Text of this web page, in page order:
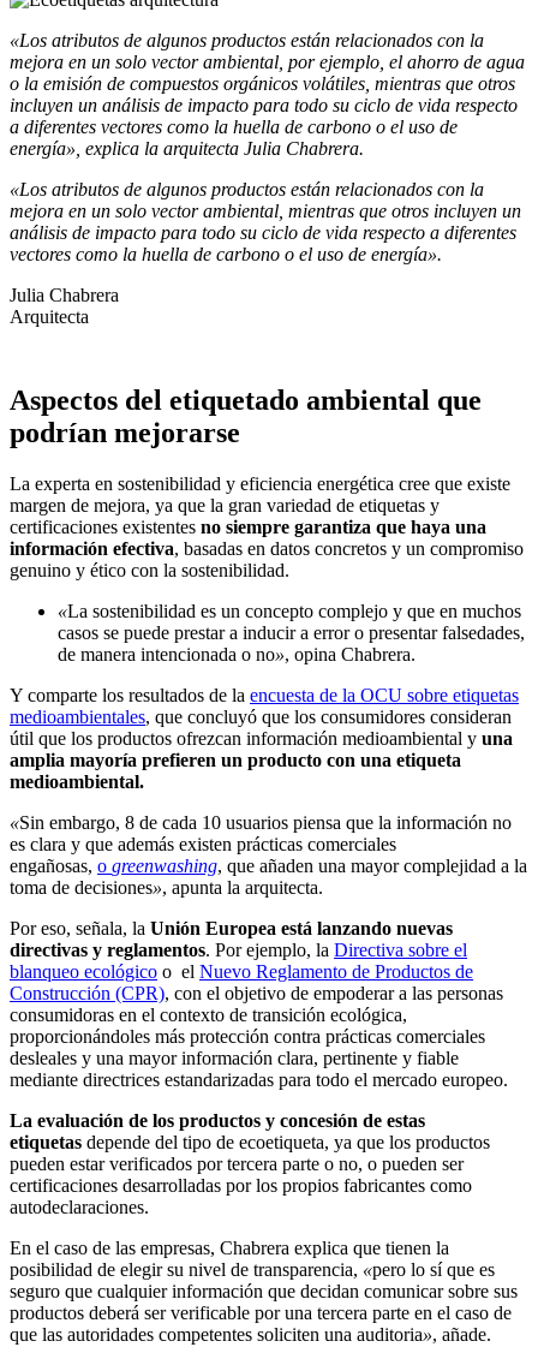
«Los atributos de algunos productos están relacionados con la
mejora en un solo vector ambiental, por ejemplo, el ahorro de agua
o la emisión de compuestos orgánicos volátiles, mientras que otros
incluyen un análisis de impacto para todo su ciclo de vida respecto
a diferentes vectores como la huella de carbono o el uso de
energía», explica la arquitecta Julia Chabrera.
«Los atributos de algunos productos están relacionados con la
mejora en un solo vector ambiental, mientras que otros incluyen un
análisis de impacto para todo su ciclo de vida respecto a diferentes
vectores como la huella de carbono o el uso de energía».
Julia Chabrera
Arquitecta
Aspectos del etiquetado ambiental que
podrían mejorarse
La experta en sostenibilidad y eficiencia energética cree que existe
margen de mejora, ya que la gran variedad de etiquetas y
certificaciones existentes no siempre garantiza que haya una
información efectiva, basadas en datos concretos y un compromiso
genuino y ético con la sostenibilidad.
«La sostenibilidad es un concepto complejo y que en muchos
casos se puede prestar a inducir a error o presentar falsedades,
de manera intencionada o no», opina Chabrera.
Y comparte los resultados de la encuesta de la OCU sobre etiquetas
medioambientales, que concluyó que los consumidores consideran
útil que los productos ofrezcan información medioambiental y una
amplia mayoría prefieren un producto con una etiqueta
medioambiental.
«Sin embargo, 8 de cada 10 usuarios piensa que la información no
es clara y que además existen prácticas comerciales
engañosas, o greenwashing, que añaden una mayor complejidad a la
toma de decisiones», apunta la arquitecta.
Por eso, señala, la Unión Europea está lanzando nuevas
directivas y reglamentos. Por ejemplo, la Directiva sobre el
blanqueo ecológico o el Nuevo Reglamento de Productos de
Construcción (CPR), con el objetivo de empoderar a las personas
consumidoras en el contexto de transición ecológica,
proporcionándoles más protección contra prácticas comerciales
desleales y una mayor información clara, pertinente y fiable
mediante directrices estandarizadas para todo el mercado europeo.
La evaluación de los productos y concesión de estas
etiquetas depende del tipo de ecoetiqueta, ya que los productos
pueden estar verificados por tercera parte o no, o pueden ser
certificaciones desarrolladas por los propios fabricantes como
autodeclaraciones.
En el caso de las empresas, Chabrera explica que tienen la
posibilidad de elegir su nivel de transparencia, «pero lo sí que es
seguro que cualquier información que decidan comunicar sobre sus
productos deberá ser verificable por una tercera parte en el caso de
que las autoridades competentes soliciten una auditoria», añade.